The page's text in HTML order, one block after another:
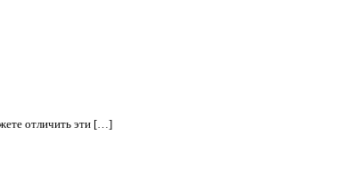
отличить эти […]